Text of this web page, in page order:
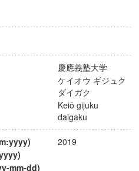
慶應義塾大学
ケイオウ ギジュク
ダイガク
Keiō gijuku
daigaku
2019
mm-dd)